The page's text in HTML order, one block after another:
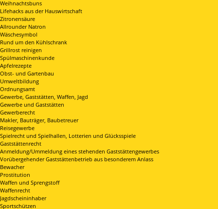
Weihnachtsbuns
Lifehacks aus der Hauswirtschaft
Zitronensäure
Allrounder Natron
Wäschesymbol
Rund um den Kühlschrank
Grillrost reinigen
Spülmaschinenkunde
Apfelrezepte
Obst- und Gartenbau
Umweltbildung
Ordnungsamt
Gewerbe, Gaststätten, Waffen, Jagd
Gewerbe und Gaststätten
Gewerberecht
Makler, Bauträger, Baubetreuer
Reisegewerbe
Spielrecht und Spielhallen, Lotterien und Glücksspiele
Gaststättenrecht
Anmeldung/Ummeldung eines stehenden Gaststättengewerbes
Vorübergehender Gaststättenbetrieb aus besonderem Anlass
Bewacher
Prostitution
Waffen und Sprengstoff
Waffenrecht
Jagdscheininhaber
Sportschützen